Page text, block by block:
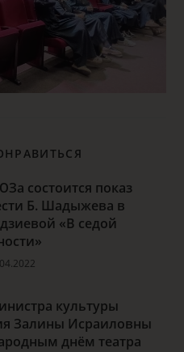
состоится показ
Б. Шадыжева в
«В седой
культуры
Залины Исраиловны
днём театра